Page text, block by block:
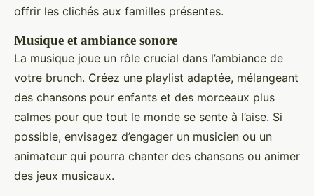
offrir les clichés aux familles présentes.
Musique et ambiance sonore
La musique joue un rôle crucial dans l’ambiance de
votre brunch. Créez une playlist adaptée, mélangeant
des chansons pour enfants et des morceaux plus
calmes pour que tout le monde se sente à l’aise. Si
possible, envisagez d’engager un musicien ou un
animateur qui pourra chanter des chansons ou animer
des jeux musicaux.